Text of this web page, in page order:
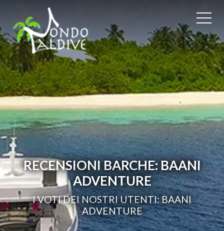
RECENSIONI BARCHE: BAANI
ADVENTURE
I VOTI DEI NOSTRI UTENTI: BAANI
ADVENTURE